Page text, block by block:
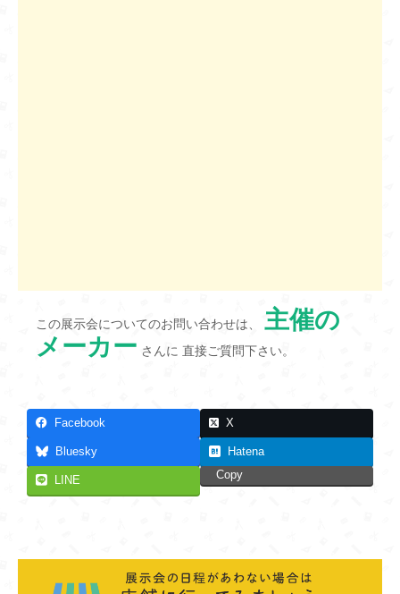
この展示会についてのお問い合わせは、 主催の
メーカー さんに 直接ご質問下さい。
Facebook X
Bluesky Hatena
LINE Copy